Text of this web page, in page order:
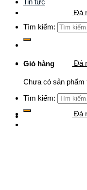
Tin tức
Tìm kiếm:
Giỏ hàng
Chưa có sản phẩm
Tìm kiếm:
Đá
Đá
Đá